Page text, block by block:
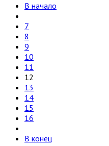
В начало
7
8
9
10
11
12
13
14
15
16
В конец